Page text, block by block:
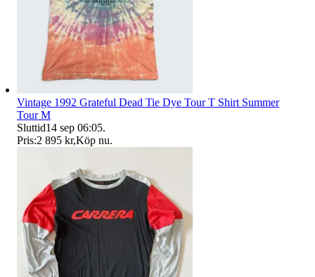
Vintage 1992 Grateful Dead Tie Dye Tour T Shirt Summer
Tour M
Sluttid14 sep 06:05.
Pris:2 895 kr,Köp nu.